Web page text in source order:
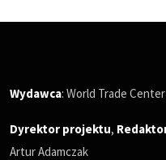
Wydawca: World Trade
Dyrektor projektu,
Artur Adamczak